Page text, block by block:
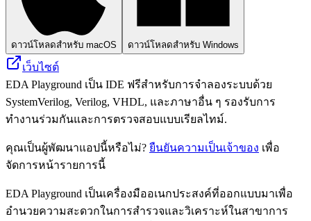
ดาวน์โหลดสำหรับ macOS ดาวน์โหลดสำหรับ Windows
เว็บไซต์
EDA Playground เป็น IDE ฟรีสำหรับการจำลองระบบด้วย
SystemVerilog, Verilog, VHDL, และภาษาอื่น ๆ รองรับการ
ทำงานร่วมกันและการตรวจสอบแบบเรียลไทม์.
คุณเป็นผู้พัฒนาแอปนี้หรือไม่? ยืนยันความเป็นเจ้าของ เพื่อ
จัดการหน้ารายการนี้
EDA Playground เป็นเครื่องมืออเนกประสงค์ที่ออกแบบมาเพื่อ
อำนวยความสะดวกในการสำรวจและวิเคราะห์ในสาขาการ